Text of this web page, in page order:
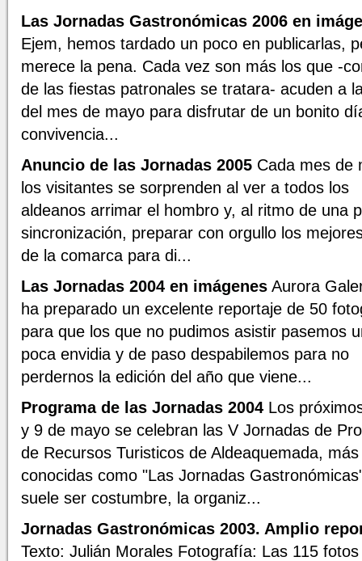
Las Jornadas Gastronómicas 2006 en
Ejem, hemos tardado un poco en publicarlas,
merece la pena. Cada vez son más los que -
de las fiestas patronales se tratara- acuden a
del mes de mayo para disfrutar de un bonito
convivencia...
Anuncio de las Jornadas 2005 Cada mes de
los visitantes se sorprenden al ver a todos los
aldeanos arrimar el hombro y, al ritmo de una
sincronización, preparar con orgullo los
de la comarca para di...
Las Jornadas 2004 en imágenes Aurora
ha preparado un excelente reportaje de 50
para que los que no pudimos asistir pasemos
poca envidia y de paso despabilemos para no
perdernos la edición del año que viene...
Programa de las Jornadas 2004 Los
y 9 de mayo se celebran las V Jornadas de
de Recursos Turisticos de Aldeaquemada, más
conocidas como "Las Jornadas
suele ser costumbre, la organiz...
Jornadas Gastronómicas 2003. Amplio
Texto: Julián Morales Fotografía: Las 115